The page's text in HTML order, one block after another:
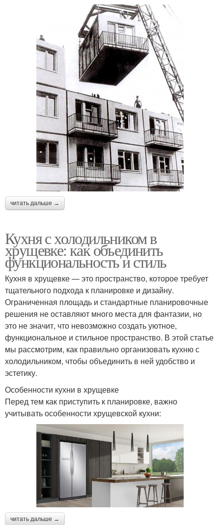
читать дальше →
Кухня с холодильником в
хрущевке: как объединить
функциональность и стиль
Кухня в хрущевке — это пространство, которое требует
тщательного подхода к планировке и дизайну.
Ограниченная площадь и стандартные планировочные
решения не оставляют много места для фантазии, но
это не значит, что невозможно создать уютное,
функциональное и стильное пространство. В этой статье
мы рассмотрим, как правильно организовать кухню с
холодильником, чтобы объединить в ней удобство и
эстетику.
Особенности кухни в хрущевке
Перед тем как приступить к планировке, важно
учитывать особенности хрущевской кухни:
читать дальше →